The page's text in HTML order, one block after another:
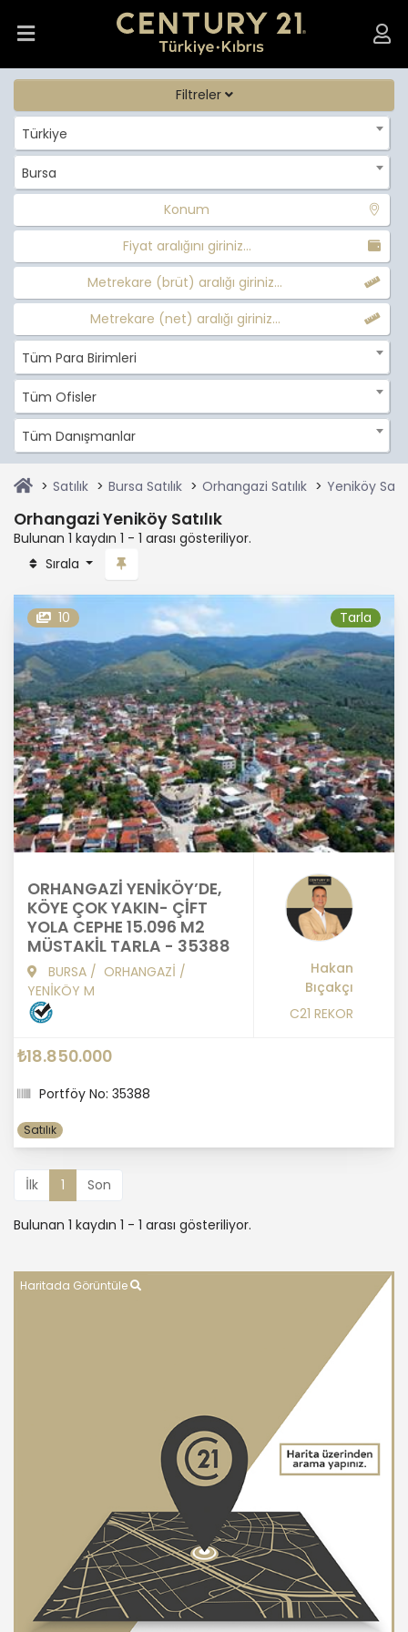
Filtreler
Türkiye
Bursa
Konum
Fiyat aralığını giriniz...
Metrekare (brüt) aralığı giriniz...
Metrekare (net) aralığı giriniz...
Tüm Para Birimleri
Tüm Ofisler
Tüm Danışmanlar
Satılık Bursa Satılık Orhangazi Satılık Yeniköy
Orhangazi Yeniköy Satılık
Bulunan 1 kaydın 1 - 1 arası gösteriliyor.
Sırala
10 Tarla
ORHANGAZİ YENİKÖY’DE,
KÖYE ÇOK YAKIN- ÇİFT
YOLA CEPHE 15.096 M2
MÜSTAKİL TARLA - 35388
BURSA / ORHANGAZİ /
YENİKÖY M
Hakan
Bıçakçı
C21 REKOR
₺18.850.000
Portföy No: 35388
Satılık
İlk 1 Son
Bulunan 1 kaydın 1 - 1 arası gösteriliyor.
Haritada Görüntüle